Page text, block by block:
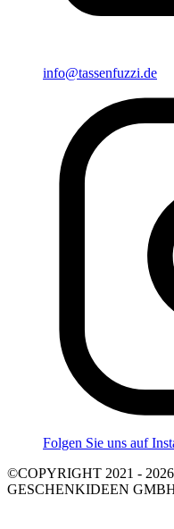
info@tassenfuzzi.de
Folgen Sie uns auf
©COPYRIGHT 2021 -
GESCHENKIDEEN